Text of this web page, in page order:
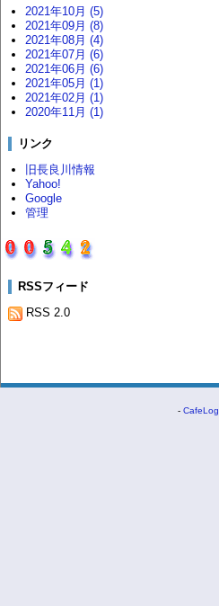
2021年10月 (5)
2021年09月 (8)
2021年08月 (4)
2021年07月 (6)
2021年06月 (6)
2021年05月 (1)
2021年02月 (1)
2020年11月 (1)
リンク
旧長良川情報
Yahoo!
Google
管理
RSSフィード
RSS 2.0
- CafeLog